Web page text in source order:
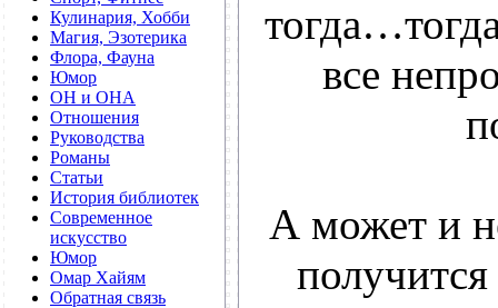
Кулинария, Хобби
Магия, Эзотерика
Флора, Фауна
Юмор
ОН и ОНА
Отношения
Руководства
Романы
Статьи
История библиотек
Современное
искусство
Юмор
Омар Хайям
Обратная связь
все
А может и
получится